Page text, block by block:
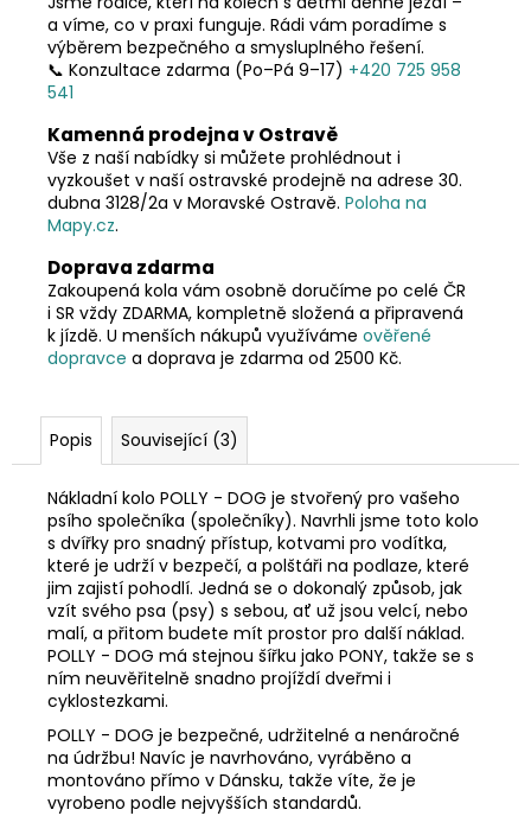
a víme, co v praxi funguje. Rádi vám poradíme s
výběrem bezpečného a smysluplného řešení.
📞 Konzultace zdarma (Po–Pá 9–17) +420 725 958
541
Kamenná prodejna v Ostravě
Vše z naší nabídky si můžete prohlédnout i
vyzkoušet v naší ostravské prodejně na adrese 30.
dubna 3128/2a v Moravské Ostravě. Poloha na
Mapy.cz.
Doprava zdarma
Zakoupená kola vám osobně doručíme po celé ČR
i SR vždy ZDARMA, kompletně složená a připravená
k jízdě. U menších nákupů využíváme ověřené
dopravce a doprava je zdarma od 2500 Kč.
Popis Související (3)
Nákladní kolo POLLY - DOG je stvořený pro vašeho
psího společníka (společníky). Navrhli jsme toto kolo
s dvířky pro snadný přístup, kotvami pro vodítka,
které je udrží v bezpečí, a polštáři na podlaze, které
jim zajistí pohodlí. Jedná se o dokonalý způsob, jak
vzít svého psa (psy) s sebou, ať už jsou velcí, nebo
malí, a přitom budete mít prostor pro další náklad.
POLLY - DOG má stejnou šířku jako PONY, takže se s
ním neuvěřitelně snadno projíždí dveřmi i
cyklostezkami.
POLLY - DOG je bezpečné, udržitelné a nenáročné
na údržbu! Navíc je navrhováno, vyráběno a
montováno přímo v Dánsku, takže víte, že je
vyrobeno podle nejvyšších standardů.